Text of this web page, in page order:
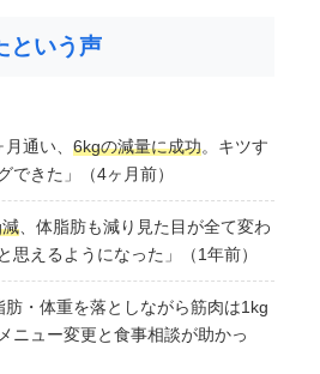
という声
通い、 6kgの減量に成功。キツす
できた」（4ヶ月前）
、体脂肪も減り見た目が全て変わ
思えるようになった」（1年前）
肪・体重を落としながら筋肉は1kg
ニュー変更と食事相談が助かっ